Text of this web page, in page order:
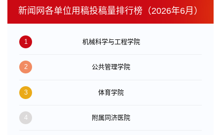
新闻网各单位用稿投稿量排行榜（2026年6月）
1 机械科学与工程学院
2 公共管理学院
3 体育学院
4 附属同济医院